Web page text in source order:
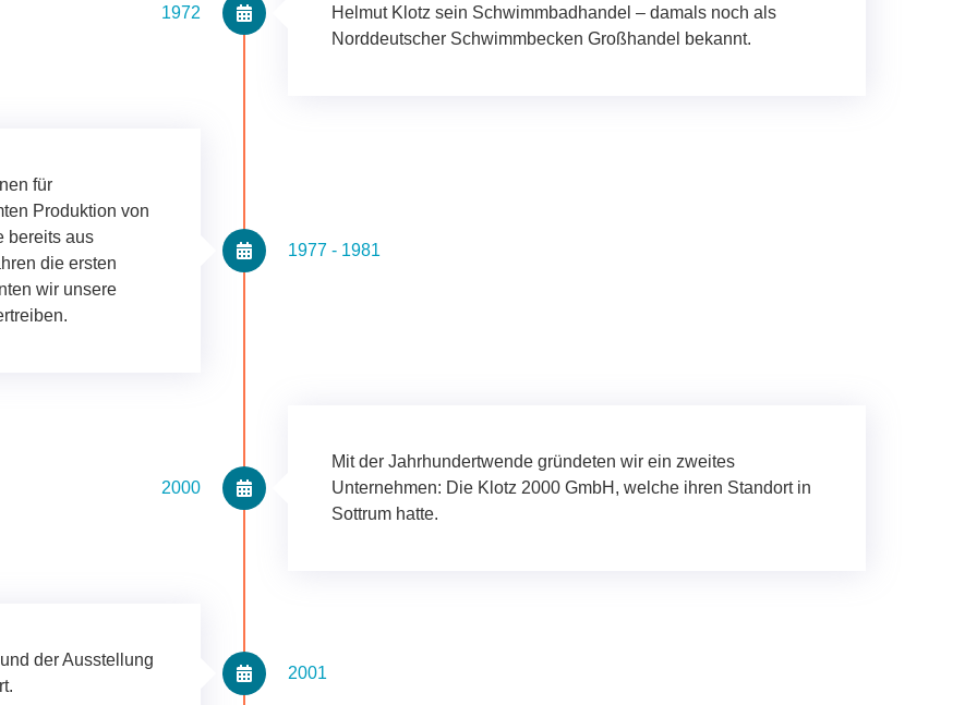
Helmut Klotz sein Schwimmbadhandel – damals noch als
Norddeutscher Schwimmbecken Großhandel bekannt.
1972
für
Produktion von
bereits aus
die ersten
wir unsere
1977 - 1981
Mit der Jahrhundertwende gründeten wir ein zweites
Unternehmen: Die Klotz 2000 GmbH, welche ihren Standort in
Sottrum hatte.
2000
der Ausstellung
2001